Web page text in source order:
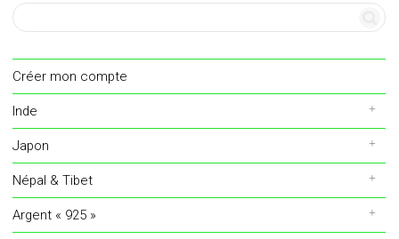
Créer mon compte
Inde
Japon
Népal & Tibet
Argent « 925 »